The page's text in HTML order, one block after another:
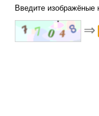
Введите изображёные
⇒